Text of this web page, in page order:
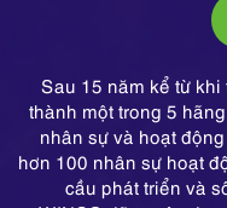
Sau 15 năm kể từ
thành một trong 5
nhân sự và hoạt
hơn 100 nhân sự hoạt
cầu phát triển và